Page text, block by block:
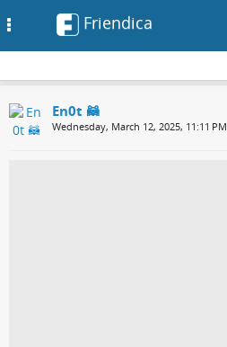
Friendica
En0t 🦝
Wednesday, March 12, 2025, 11:11 PM